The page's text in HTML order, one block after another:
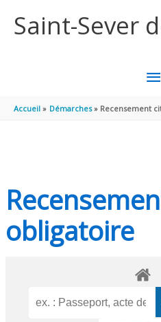
Saint-Sever
Accueil Démarches Recensement
obligatoire